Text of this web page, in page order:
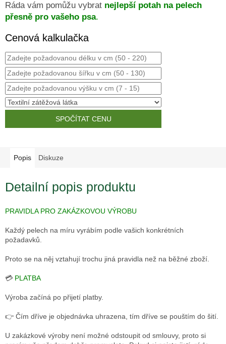
Ráda vám pomůžu vybrat nejlepší potah na pelech
přesně pro vašeho psa.
Cenová kalkulačka
SPOČÍTAT CENU
Popis Diskuze
Detailní popis produktu
PRAVIDLA PRO ZAKÁZKOVOU VÝROBU
Každý pelech na míru vyrábím podle vašich konkrétních
požadavků.
Proto se na něj vztahují trochu jiná pravidla než na běžné zboží.
💳 PLATBA
Výroba začíná po přijetí platby.
👉 Čím dříve je objednávka uhrazena, tím dříve se pouštím do šití.
U zakázkové výroby není možné odstoupit od smlouvy, proto si